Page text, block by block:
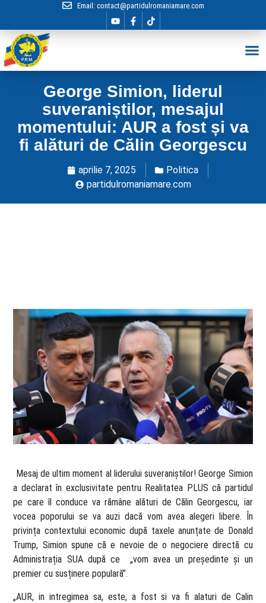
Email: contact@partidulromaniamare.com
George Simion, liderul
suveraniștilor, mesajul
momentului: AUR a fost și va
fi alături de Călin Georgescu
aprilie 7, 2025
Politica
partidulromaniamare.com
​ Mesaj de ultim moment al liderului suveraniștilor! George Simion
a declarat în exclusivitate pentru Realitatea PLUS că partidul
pe care îl conduce va rămâne alături de Călin Georgescu, iar
vocea poporului se va auzi dacă vom avea alegeri libere. În
privința contextului economic după taxele anunțate de Donald
Trump, Simion spune că e nevoie de o negociere directă cu
Administrația SUA după ce „vom avea un președinte și un
premier cu susținere populară”.
„AUR, in intregimea sa, este, a fost si va fi alaturi de Calin